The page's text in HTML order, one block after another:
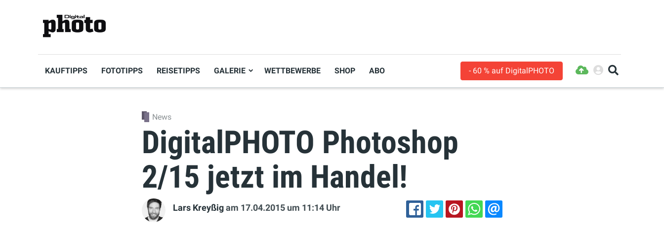
KAUFTIPPS FOTOTIPPS REISETIPPS GALERIE WETTBEWERBE SHOP ABO - 60 % auf DigitalPHOTO
News
DigitalPHOTO Photoshop
2/15 jetzt im Handel!
Lars Kreyßig am 17.04.2015 um 11:14 Uhr